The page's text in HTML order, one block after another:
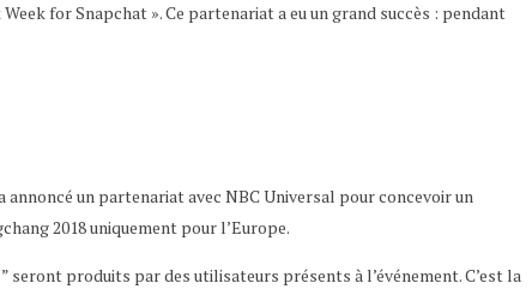
for Snapchat ». Ce partenariat a eu un grand succès : pendant
un partenariat avec NBC Universal pour concevoir un
2018 uniquement pour l’Europe.
seront produits par des utilisateurs présents à l’événement. C’est la